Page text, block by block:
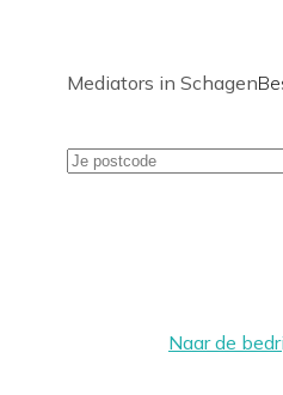
Mediators in Schagen
Naar de